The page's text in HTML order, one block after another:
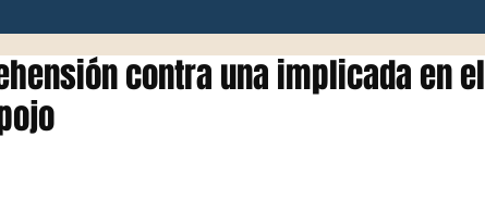
contra una implicada en el